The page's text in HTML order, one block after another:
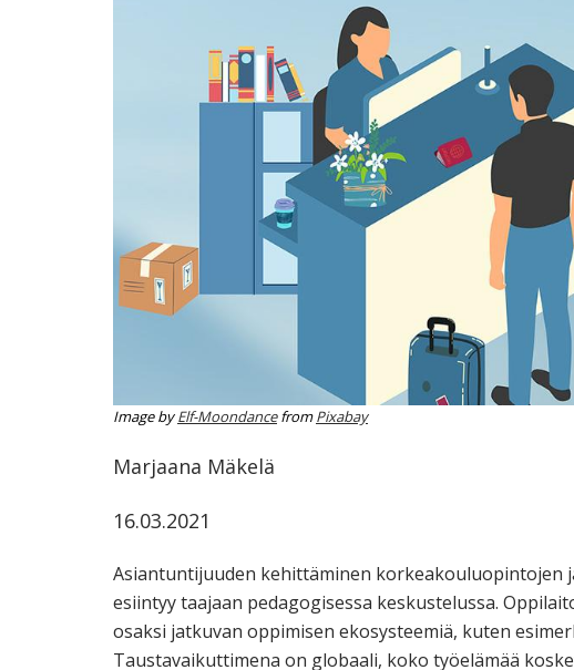
koskevasta
tutkimuksesta
kaikille
kiinnostuneille.
Image byElf-MoondancefromPixabay
Marjaana Mäkelä
16.03.2021
Asiantuntijuuden kehittäminen korkeakouluopintojen
esiintyy taajaan pedagogisessa keskustelussa.
osaksi jatkuvan oppimisen ekosysteemiä, kuten
Taustavaikuttimena on globaali, koko työelämää